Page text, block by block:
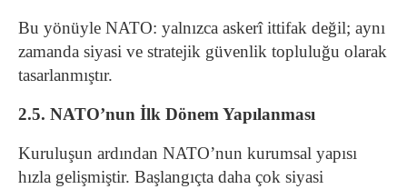
Bu yönüyle NATO: yalnızca askerî ittifak değil; aynı
zamanda siyasi ve stratejik güvenlik topluluğu olarak
tasarlanmıştır.
2.5. NATO’nun İlk Dönem Yapılanması
Kuruluşun ardından NATO’nun kurumsal yapısı
hızla gelişmiştir. Başlangıçta daha çok siyasi